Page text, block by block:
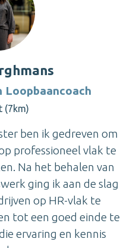
Loopbaancoach
(7km)
ben ik gedreven om
professioneel vlak te
Na het behalen van
ging ik aan de slag
op HR-vlak te
tot een goed einde te
ervaring en kennis